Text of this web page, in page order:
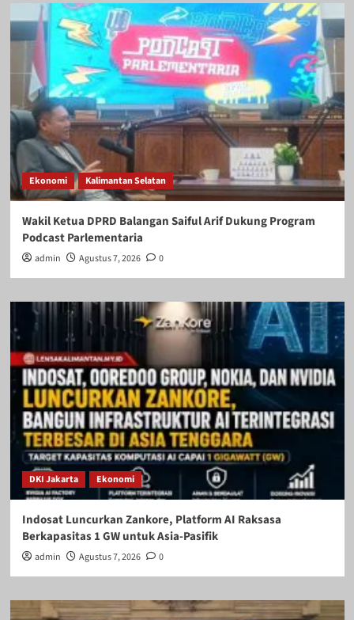
Ekonomi Kalimantan Selatan
Wakil Ketua DPRD Balangan Saiful Arif Dukung Program
Podcast Parlementaria
admin Agustus 7, 2026 0
DKI Jakarta Ekonomi
Indosat Luncurkan Zankore, Platform AI Raksasa
Berkapasitas 1 GW untuk Asia-Pasifik
admin Agustus 7, 2026 0